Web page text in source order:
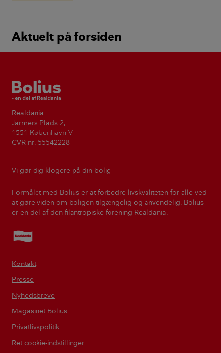
Aktuelt på forsiden
Bolius
Realdania
Jarmers Plads 2,
1551 København V
CVR-nr. 55542228
Vi gør dig klogere på din bolig
Formålet med Bolius er at forbedre livskvaliteten for alle ved
at gøre viden om boligen tilgængelig og anvendelig. Bolius
er en del af den filantropiske forening Realdania.
Realdania
Kontakt
Presse
Nyhedsbreve
Magasinet Bolius
Privatlivspolitik
Ret cookie-indstillinger